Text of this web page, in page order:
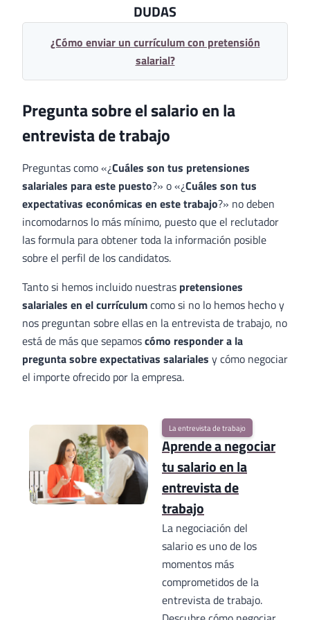
DUDAS
¿Cómo enviar un currículum con pretensión
salarial?
Pregunta sobre el salario en la
entrevista de trabajo
Preguntas como «¿Cuáles son tus pretensiones
salariales para este puesto?» o «¿Cuáles son tus
expectativas económicas en este trabajo?» no deben
incomodarnos lo más mínimo, puesto que el reclutador
las formula para obtener toda la información posible
sobre el perfil de los candidatos.
Tanto si hemos incluido nuestras pretensiones
salariales en el currículumcomo si no lo hemos hecho y
nos preguntan sobre ellas en la entrevista de trabajo, no
está de más que sepamoscómo responder a la
pregunta sobre expectativas salariales y cómo negociar
el importe ofrecido por la empresa.
La entrevista de trabajo
Aprende a negociar
tu salario en la
entrevista de
trabajo
La negociación del
salario es uno de los
momentos más
comprometidos de la
entrevista de trabajo.